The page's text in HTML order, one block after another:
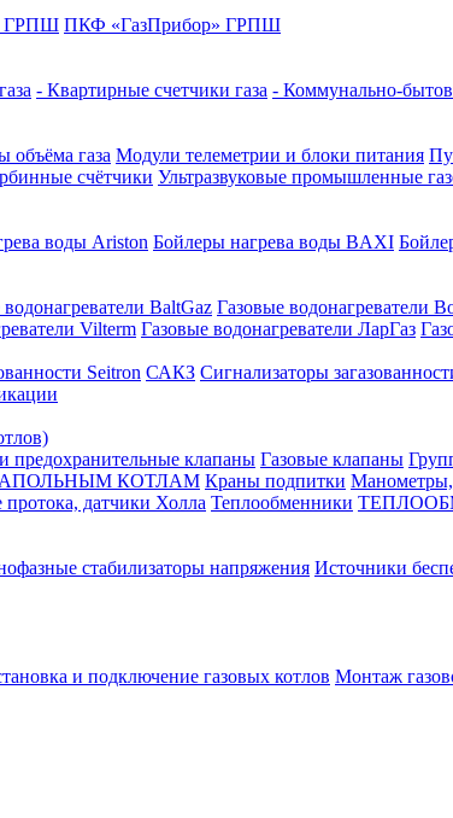
ГРПШ ПКФ «ГазПрибор» ГРПШ
- Квартирные счетчики газа - Коммунально-
объёма газа Модули телеметрии и блоки питания
счётчики Ультразвуковые промышленные
воды Ariston Бойлеры нагрева воды BAXI
BaltGaz Газовые водонагреватели
Vilterm Газовые водонагреватели ЛарГаз
Seitron САКЗ Сигнализаторы
предохранительные клапаны Газовые клапаны
НАПОЛЬНЫМ КОТЛАМ Краны подпитки
протока, датчики Холла Теплообменники
стабилизаторы напряжения Источники
и подключение газовых котлов Монтаж